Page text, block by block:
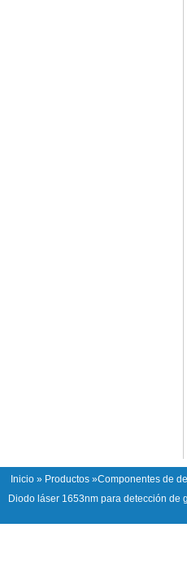
Inicio » Productos »Componentes de
Diodo láser 1653nm para detección de